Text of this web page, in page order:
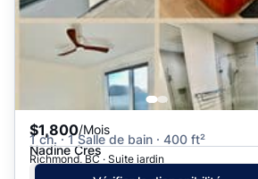
$1,800/Mois
1 ch. · 1 Salle de bain · 400 ft²
Nadine Cres
Richmond, BC · Suite jardin